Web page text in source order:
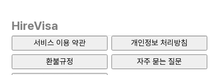
HireVisa
서비스 이용 약관
개인정보 처리방침
환불규정
자주 묻는 질문